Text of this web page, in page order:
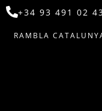
+34 93 491 02
RAMBLA